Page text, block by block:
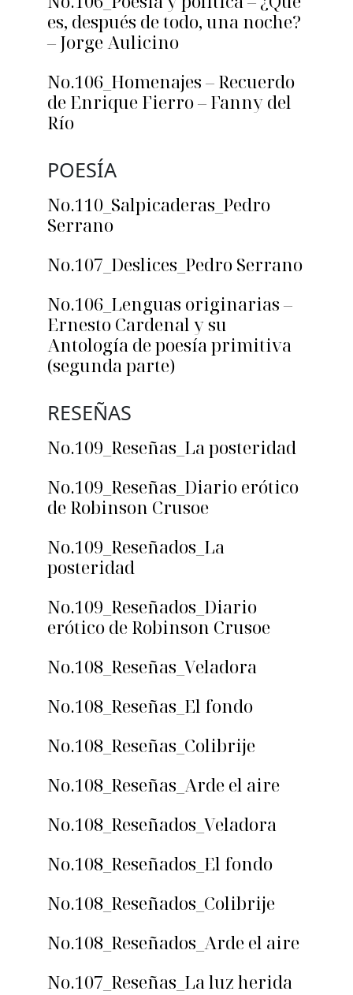
es, después de todo, una noche?
– Jorge Aulicino
No.106_Homenajes – Recuerdo
de Enrique Fierro – Fanny del
Río
POESÍA
No.110_Salpicaderas_Pedro
Serrano
No.107_Deslices_Pedro Serrano
No.106_Lenguas originarias –
Ernesto Cardenal y su
Antología de poesía primitiva
(segunda parte)
RESEÑAS
No.109_Reseñas_La posteridad
No.109_Reseñas_Diario erótico
de Robinson Crusoe
No.109_Reseñados_La
posteridad
No.109_Reseñados_Diario
erótico de Robinson Crusoe
No.108_Reseñas_Veladora
No.108_Reseñas_El fondo
No.108_Reseñas_Colibrije
No.108_Reseñas_Arde el aire
No.108_Reseñados_Veladora
No.108_Reseñados_El fondo
No.108_Reseñados_Colibrije
No.108_Reseñados_Arde el aire
No.107_Reseñas_La luz herida